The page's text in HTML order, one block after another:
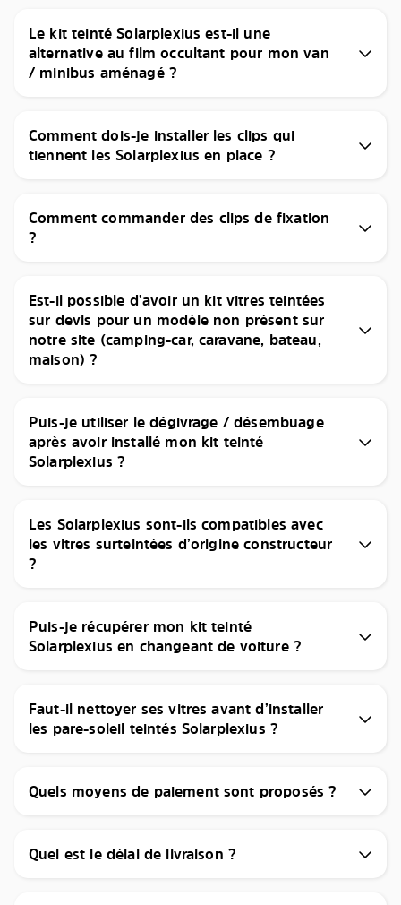
Le kit teinté Solarplexius est-il une
alternative au film occultant pour mon van
/ minibus aménagé ?
Comment dois-je installer les clips qui
tiennent les Solarplexius en place ?
Comment commander des clips de fixation
?
Est-il possible d’avoir un kit vitres teintées
sur devis pour un modèle non présent sur
notre site (camping-car, caravane, bateau,
maison) ?
Puis-je utiliser le dégivrage / désembuage
après avoir installé mon kit teinté
Solarplexius ?
Les Solarplexius sont-ils compatibles avec
les vitres surteintées d’origine constructeur
?
Puis-je récupérer mon kit teinté
Solarplexius en changeant de voiture ?
Faut-il nettoyer ses vitres avant d’installer
les pare-soleil teintés Solarplexius ?
Quels moyens de paiement sont proposés ?
Quel est le délai de livraison ?